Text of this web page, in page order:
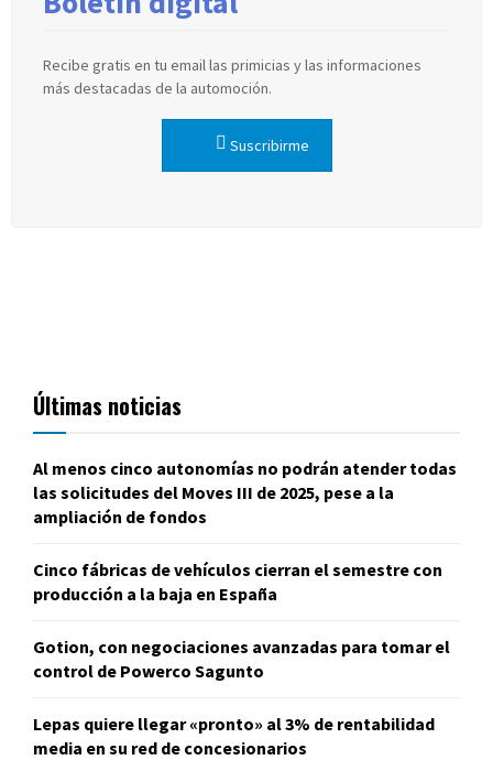
Recibe gratis en tu email las primicias y las informaciones
más destacadas de la automoción.
Suscribirme
Últimas noticias
Al menos cinco autonomías no podrán atender todas
las solicitudes del Moves III de 2025, pese a la
ampliación de fondos
Cinco fábricas de vehículos cierran el semestre con
producción a la baja en España
Gotion, con negociaciones avanzadas para tomar el
control de Powerco Sagunto
Lepas quiere llegar «pronto» al 3% de rentabilidad
media en su red de concesionarios